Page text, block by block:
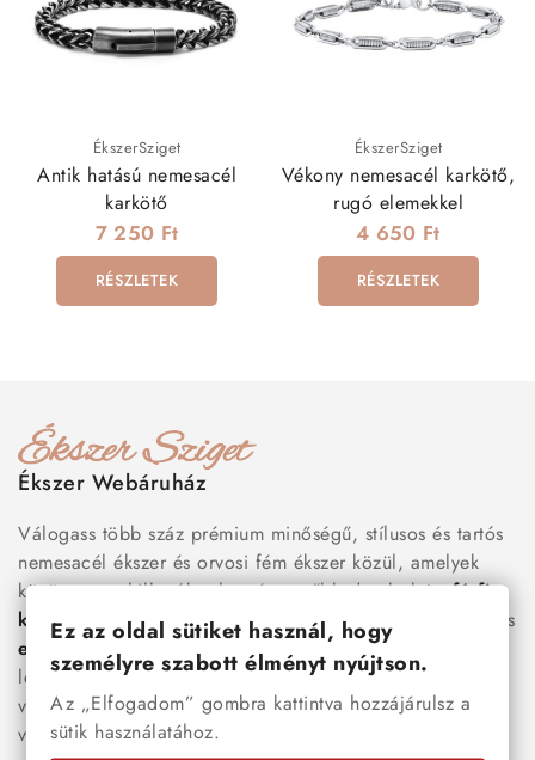
ÉkszerSziget
Antik hatású nemesacél
karkötő
7 250 Ft
RÉSZLETEK
ÉkszerSziget
Vékony nemesacél karkötő,
rugó elemekkel
4 650 Ft
RÉSZLETEK
Ékszer Webáruház
Válogass több száz prémium minőségű, stílusos és tartós
nemesacél ékszer és orvosi fém ékszer közül, amelyek
között megtalálhatók a legnépszerűbb darabok is:férfi
karkötők
, női nyakláncok , karikagyűrűk
és
esküvői kiegészítőkegyaránt. Webáruházunkban a
legújabb trendeket követő, mégis időtálló ékszerek közül
választhatsz – legyen szó ajándékról, mindennapi
viseletről vagy különleges alkalmakról.
Ez az oldal sütiket használ, hogy
személyre szabott élményt nyújtson.
Az „Elfogadom” gombra kattintva hozzájárulsz a
sütik használatához.